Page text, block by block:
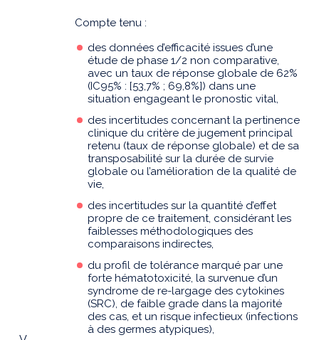
Compte tenu :
des données d’efficacité issues d’une
étude de phase 1/2 non comparative,
avec un taux de réponse globale de 62%
(IC95% : [53,7% ; 69,8%]) dans une
situation engageant le pronostic vital,
des incertitudes concernant la pertinence
clinique du critère de jugement principal
retenu (taux de réponse globale) et de sa
transposabilité sur la durée de survie
globale ou l’amélioration de la qualité de
vie,
des incertitudes sur la quantité d’effet
propre de ce traitement, considérant les
faiblesses méthodologiques des
comparaisons indirectes,
du profil de tolérance marqué par une
forte hématotoxicité, la survenue d’un
syndrome de re-largage des cytokines
(SRC), de faible grade dans la majorité
des cas, et un risque infectieux (infections
à des germes atypiques),